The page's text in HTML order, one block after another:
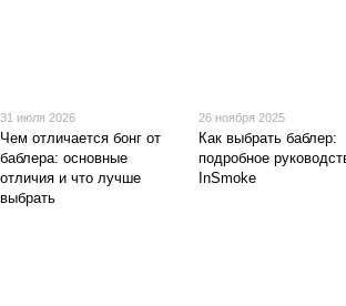
31 июля 2026
Чем отличается бонг от
баблера: основные
отличия и что лучше
выбрать
26 ноября 2025
Как выбрать баблер:
подробное
InSmoke